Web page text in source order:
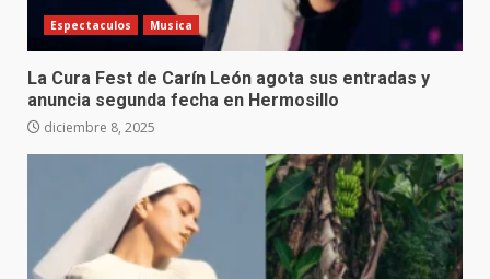
Espectaculos Musica
La Cura Fest de Carín León agota sus entradas y
anuncia segunda fecha en Hermosillo
diciembre 8, 2025